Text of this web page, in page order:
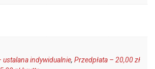
ustalana indywidualnie, Przedpłata – 20,00 zł